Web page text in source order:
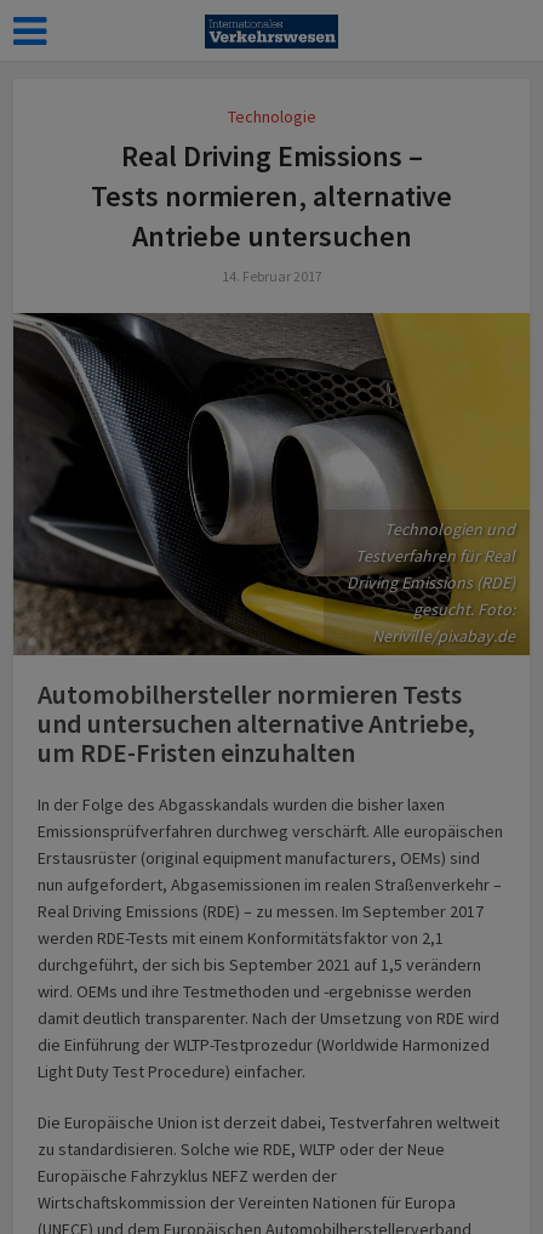
Technologie
Real Driving Emissions –
Tests normieren, alternative
Antriebe untersuchen
14. Februar 2017
Technologien und
Testverfahren für Real
Driving Emissions (RDE)
gesucht. Foto:
Neriville/pixabay.de
Automobilhersteller normieren Tests
und untersuchen alternative Antriebe,
um RDE-Fristen einzuhalten
In der Folge des Abgasskandals wurden die bisher laxen
Emissionsprüfverfahren durchweg verschärft. Alle europäischen
Erstausrüster (original equipment manufacturers, OEMs) sind
nun aufgefordert, Abgasemissionen im realen Straßenverkehr –
Real Driving Emissions (RDE) – zu messen. Im September 2017
werden RDE-Tests mit einem Konformitätsfaktor von 2,1
durchgeführt, der sich bis September 2021 auf 1,5 verändern
wird. OEMs und ihre Testmethoden und -ergebnisse werden
damit deutlich transparenter. Nach der Umsetzung von RDE wird
die Einführung der WLTP-Testprozedur (Worldwide Harmonized
Light Duty Test Procedure) einfacher.
Die Europäische Union ist derzeit dabei, Testverfahren weltweit
zu standardisieren. Solche wie RDE, WLTP oder der Neue
Europäische Fahrzyklus NEFZ werden der
Wirtschaftskommission der Vereinten Nationen für Europa
(UNECE) und dem Europäischen Automobilherstellerverband